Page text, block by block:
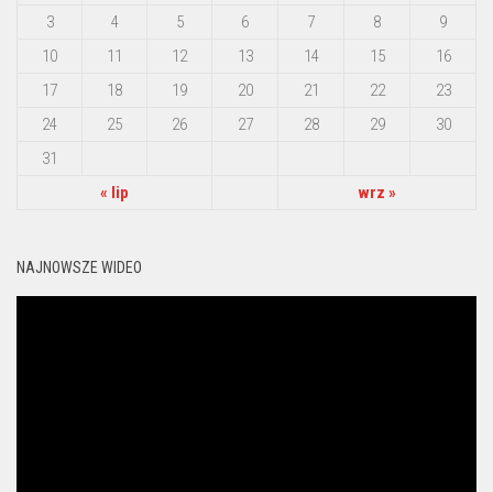
3
4 5 6 7 8
9
10
11 12 13 14 15
16
17
18 19 20 21 22
23
24
25 26 27 28 29
30
31
« lip
wrz »
NAJNOWSZE WIDEO